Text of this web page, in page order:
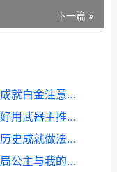
下一篇 »
《冒险家艾略特的千年奇谭》做全成就白金注意事项同享 冒险家艾略特的千年物语switch1
《冒险家艾略特的千年奇谭》前期好用武器主推 冒险家艾略特的千年奇谭
《冒险家艾略特的千年奇谭》编写历史成就做法策略同享 冒险家艾略特 沙漠洞窟
《冒险家艾略特的千年奇谭》大结局公主与我的日常做法说明 冒险家艾略特的千年物语